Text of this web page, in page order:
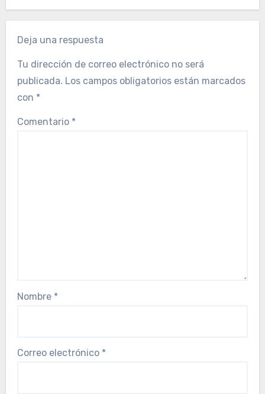
Deja una respuesta
Tu dirección de correo electrónico no será
publicada. Los campos obligatorios están marcados
con *
Comentario *
Nombre *
Correo electrónico *